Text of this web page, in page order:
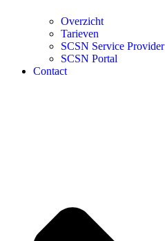
Overzicht
Tarieven
SCSN Service Provider
SCSN Portal
Contact